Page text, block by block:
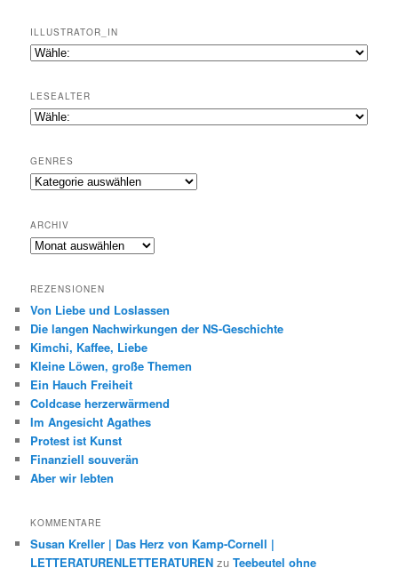
ILLUSTRATOR_IN
LESEALTER
GENRES
Genres
ARCHIV
Archiv
REZENSIONEN
Von Liebe und Loslassen
Die langen Nachwirkungen der NS-Geschichte
Kimchi, Kaffee, Liebe
Kleine Löwen, große Themen
Ein Hauch Freiheit
Coldcase herzerwärmend
Im Angesicht Agathes
Protest ist Kunst
Finanziell souverän
Aber wir lebten
KOMMENTARE
Susan Kreller | Das Herz von Kamp-Cornell |
LETTERATURENLETTERATUREN zuTeebeutel ohne